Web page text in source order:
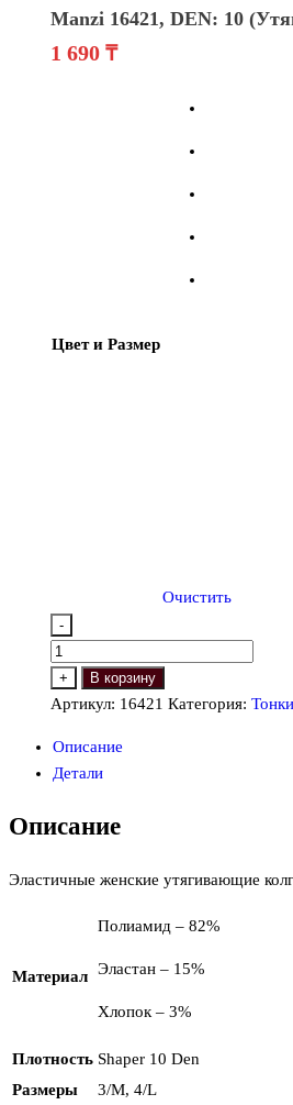
Manzi 16421, DEN: 10
1 690₸
Цвет и Размер
Очистить
-
Количество
товара
Manzi
DEN:
10
колготки)
+ В корзину
Артикул: 16421 Категория:
Описание
Детали
Описание
Эластичные женские утягивающие
Материал
Полиамид – 82%
Эластан – 15%
Хлопок – 3%
Плотность Shaper 10 Den
Размеры
3/M, 4/L